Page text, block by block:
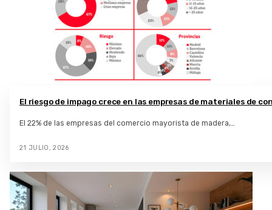
El riesgo de impago crece en las empresas de materiales de
El 22% de las empresas del comercio mayorista de madera,…
21 JULIO, 2026